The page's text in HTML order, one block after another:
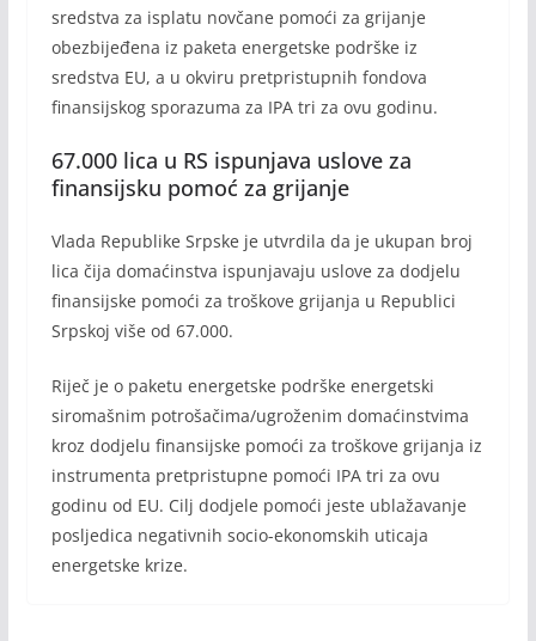
sredstva za isplatu novčane pomoći za grijanje
obezbijeđena iz paketa energetske podrške iz
sredstva EU, a u okviru pretpristupnih fondova
finansijskog sporazuma za IPA tri za ovu godinu.
67.000 lica u RS ispunjava uslove za
finansijsku pomoć za grijanje
Vlada Republike Srpske je utvrdila da je ukupan broj
lica čija domaćinstva ispunjavaju uslove za dodjelu
finansijske pomoći za troškove grijanja u Republici
Srpskoj više od 67.000.
Riječ je o paketu energetske podrške energetski
siromašnim potrošačima/ugroženim domaćinstvima
kroz dodjelu finansijske pomoći za troškove grijanja iz
instrumenta pretpristupne pomoći IPA tri za ovu
godinu od EU. Cilj dodjele pomoći jeste ublažavanje
posljedica negativnih socio-ekonomskih uticaja
energetske krize.